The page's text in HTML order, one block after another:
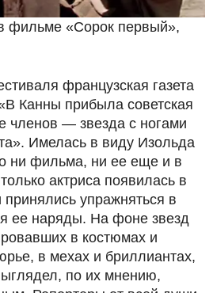
фильме «Сорок первый»,
французская газета
Канны прибыла советская
членов — звезда с ногами
Имелась в виду Изольда
ни фильма, ни ее еще и в
актриса появилась в
упражняться в
ее наряды. На фоне звезд
в костюмах и
в мехах и бриллиантах,
по их мнению,